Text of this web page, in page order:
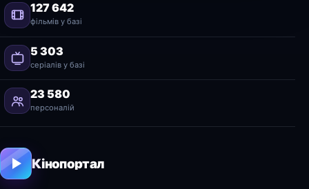
127 642
фільмів у базі
5 303
серіалів у базі
23 580
персоналій
Кінопортал